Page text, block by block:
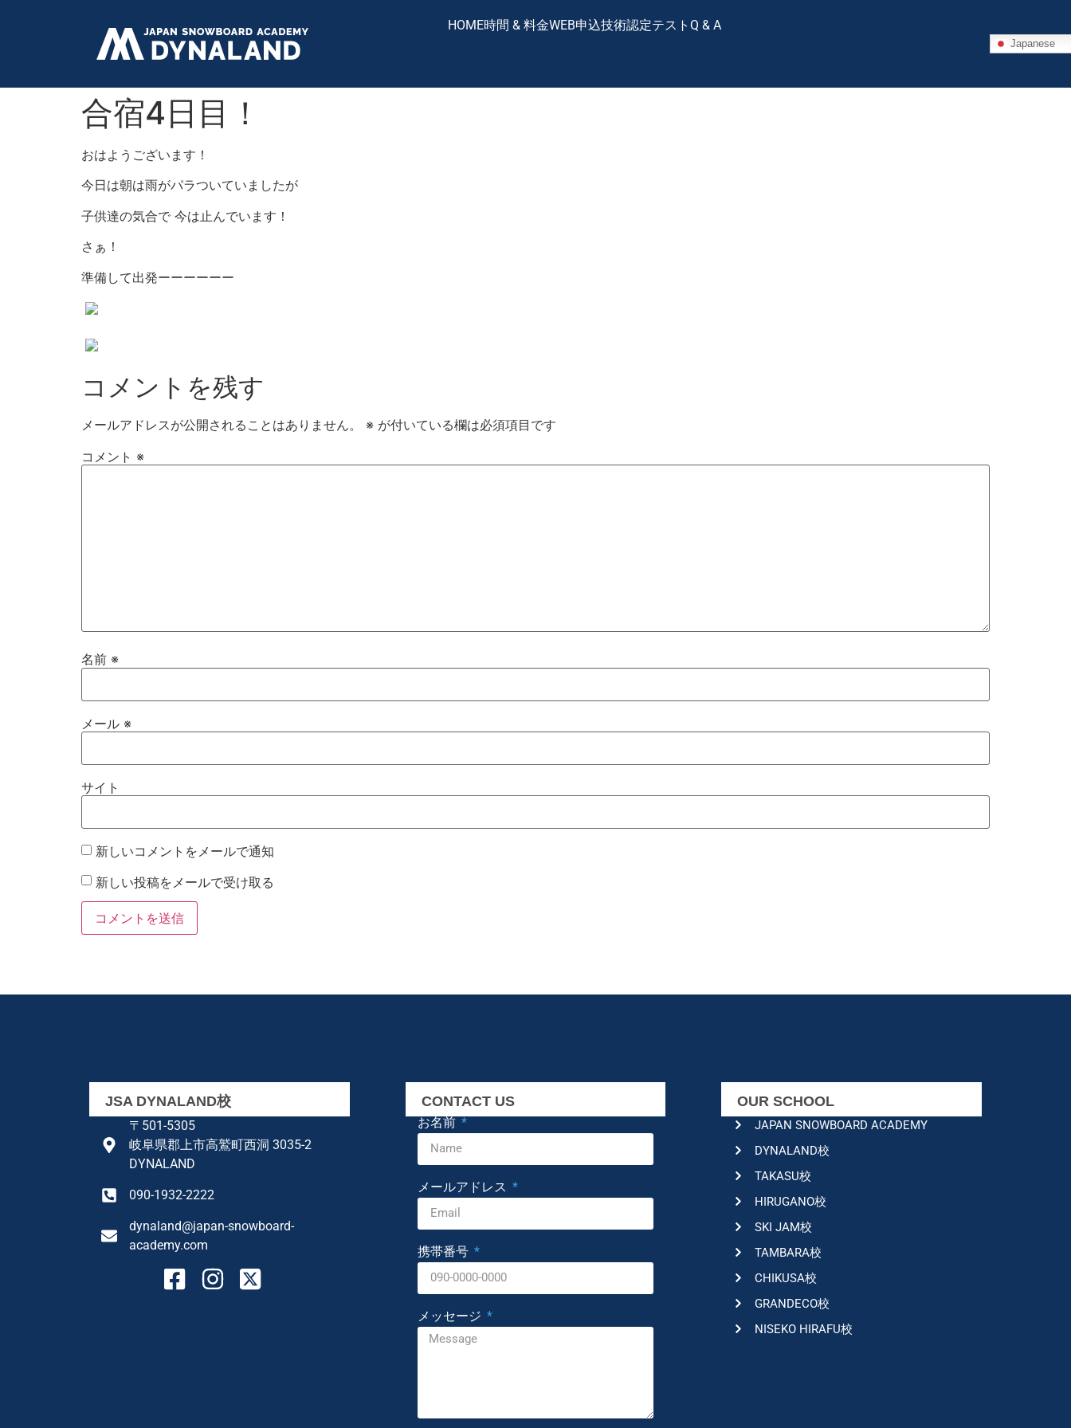
HOME時間 & 料金WEB申込技術認定テスト Q & A
Japanese
合宿4日目！
おはようございます！
今日は朝は雨がパラついていましたが
子供達の気合で 今は止んでいます！
さぁ！
準備して出発ーーーーーー
コメントを残す
メールアドレスが公開されることはありません。 ※ が付いている欄は必須項目です
コメント ※
名前 ※
メール ※
サイト
新しいコメントをメールで通知
新しい投稿をメールで受け取る
JSA DYNALAND校
〒501-5305
岐阜県郡上市高鷲町西洞 3035-2
DYNALAND
090-1932-2222
dynaland@japan-snowboard-
academy.com
CONTACT US
お名前
メールアドレス
携帯番号
メッセージ
OUR SCHOOL
JAPAN SNOWBOARD ACADEMY
DYNALAND校
TAKASU校
HIRUGANO校
SKI JAM校
TAMBARA校
CHIKUSA校
GRANDECO校
NISEKO HIRAFU校